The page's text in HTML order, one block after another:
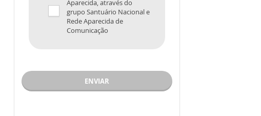
Aparecida, através do
grupo Santuário Nacional e
Rede Aparecida de
Comunicação
ENVIAR